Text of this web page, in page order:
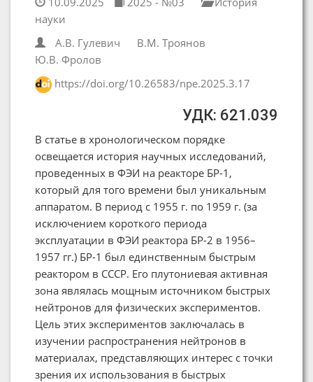
науки
А.В. Гулевич
В.М. Троянов
Ю.В. Фролов
https://doi.org/10.26583/npe.2025.3.17
УДК: 621.039
В статье в хронологическом порядке
освещается история научных исследований,
проведенных в ФЭИ на реакторе БР-1,
который для того времени был уникальным
аппаратом. В период с 1955 г. по 1959 г. (за
исключением короткого периода
эксплуатации в ФЭИ реактора БР-2 в 1956–
1957 гг.) БР-1 был единственным быстрым
реактором в СССР. Его плутониевая активная
зона являлась мощным источником быстрых
нейтронов для физических экспериментов.
Цель этих экспериментов заключалась в
изучении распространения нейтронов в
материалах, представляющих интерес с точки
зрения их использования в быстрых